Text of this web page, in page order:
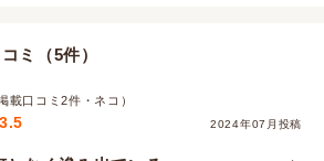
ミ（5件）
載口コミ2件・ネコ）
2024年07月投稿
3.5